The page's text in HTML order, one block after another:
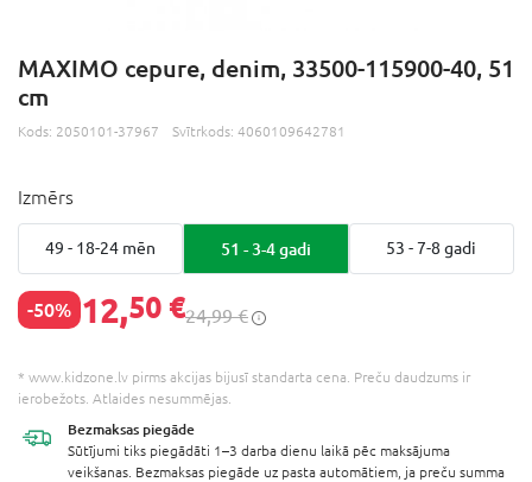
MAXIMO cepure, denim, 33500-115900-40, 51
cm
Kods: 2050101-37967 Svītrkods: 4060109642781
Izmērs
49 - 18-24 mēn 51 - 3-4 gadi 53 - 7-8 gadi
-50% 12,50 €24,99 €
* www.kidzone.lv pirms akcijas bijusī standarta cena. Preču daudzums ir
ierobežots. Atlaides nesummējas.
Bezmaksas piegāde
Sūtījumi tiks piegādāti 1–3 darba dienu laikā pēc maksājuma
veikšanas. Bezmaksas piegāde uz pasta automātiem, ja preču summa